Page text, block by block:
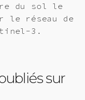
du sol le
le réseau de
3.
sur